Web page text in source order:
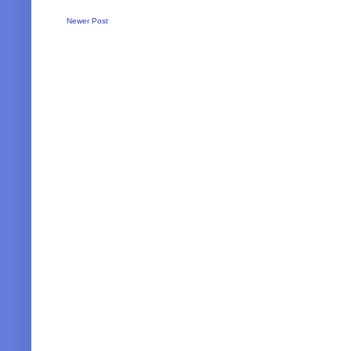
Newer Post